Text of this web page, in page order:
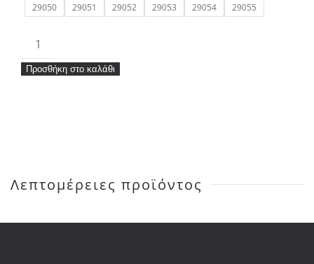
29050 29051 29052 29053 29054 29055
Ταπετσαρία
Hookedonwalls
Tinted
Προσθήκη στο καλάθι
Λεπτομέρειες προϊόντος